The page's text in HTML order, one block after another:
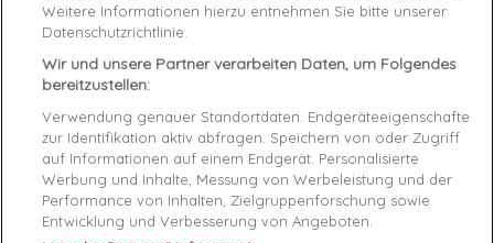
Data sheet
Couleur Bleu
Matière Synthétique
Genre Garçon
Fermeture Lacets
Weitere Informationen hierzu entnehmen Sie bitte unserer
Datenschutzrichtlinie.
Wir und unsere Partner verarbeiten Daten, um Folgendes
bereitzustellen:
Verwendung genauer Standortdaten. Endgeräteeigenschaften
zur Identifikation aktiv abfragen. Speichern von oder Zugriff
auf Informationen auf einem Endgerät. Personalisierte
Werbung und Inhalte, Messung von Werbeleistung und der
Performance von Inhalten, Zielgruppenforschung sowie
Entwicklung und Verbesserung von Angeboten.